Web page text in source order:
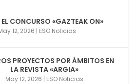
CONCURSO «GAZTEAK ON»
12, 2026 | ESO Noticias
PROYECTOS POR ÁMBITOS EN
LA REVISTA «ARGIA»
May 12, 2026 | ESO Noticias